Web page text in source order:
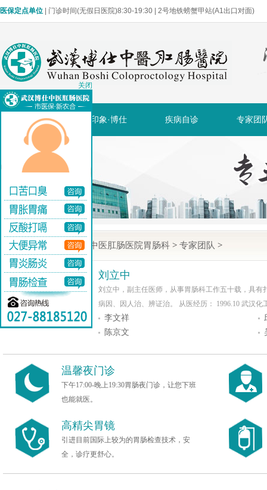
医保定点单位 | 门诊时间(无假日医院)8:30-19:30 | 2号地铁螃蟹甲站(A1出口对面)
网站首页 印象·博仕 疾病自诊 专家团
当前位置: 武汉博仕中医肛肠医院胃肠科 > 专家团队 >
刘立中
刘立中，副主任医师，从事胃肠科工作五十载，具
病因、因人治、辨证治。 从医经历： 1996.10 武汉化
李文祥
陈京文
温馨夜门诊
下午17:00-晚上19:30胃肠夜门诊，让您下班
也能就医。
高精尖胃镜
引进目前国际上较为的胃肠检查技术，安
全，诊疗更舒心。
关闭